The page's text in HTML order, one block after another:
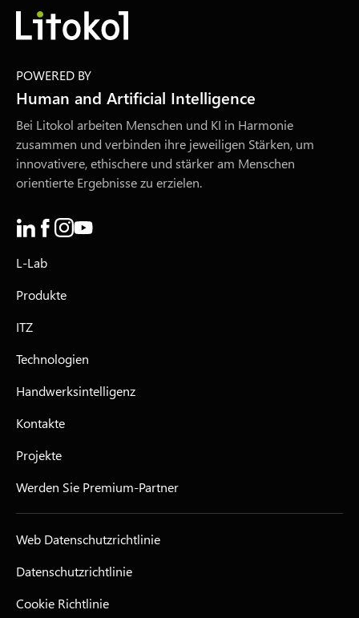
POWERED BY
Human and Artificial Intelligence
Bei Litokol arbeiten Menschen und KI in Harmonie
zusammen und verbinden ihre jeweiligen Stärken, um
innovativere, ethischere und stärker am Menschen
orientierte Ergebnisse zu erzielen.
L-Lab
Produkte
ITZ
Technologien
Handwerksintelligenz
Kontakte
Projekte
Werden Sie Premium-Partner
Web Datenschutzrichtlinie
Datenschutzrichtlinie
Cookie Richtlinie